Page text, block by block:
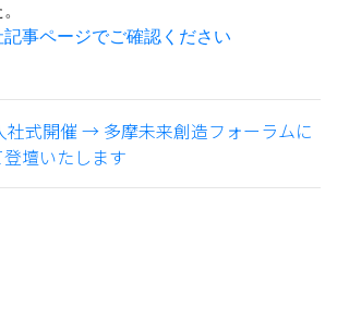
事ページでご確認ください
社式開催 → 多摩未来創造フォーラムに
壇いたします